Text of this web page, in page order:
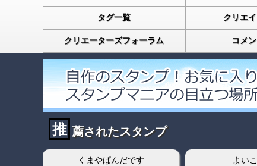
タグ一覧 クリエ
クリエーターズフォーラム コメ
推 薦されたスタンプ
くまやぱんだです よい